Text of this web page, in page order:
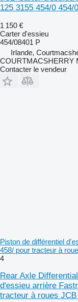
125 3155 454/0 454/
1 150 €
Carter d'essieu
454/08401 P
Irlande,
COURTMACSHERRY
Contacter le vendeur
Piston de différentiel
458/ pour tracteur à
4
Rear Axle
d'essieu arrière
tracteur à roues